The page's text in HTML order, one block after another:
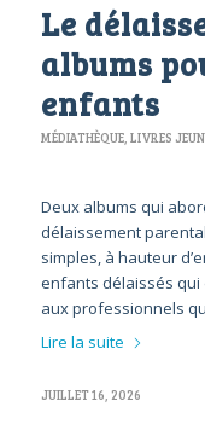
Le
albums
enfants
MÉDIATHÈQUE, LIVRES
Deux albums qui
délaissement
simples, à hauteur
enfants délaissés qui
aux professionnels
Lire la suite
JUILLET 16, 2026